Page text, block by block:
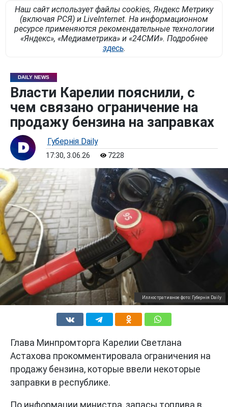
Наш сайт использует файлы cookies, Яндекс Метрику
(включая РСЯ) и LiveInternet. На информационном
ресурсе применяются рекомендательные технологии
«Яндекс», «Медиаметрика» и «24СМИ». Подробнее
здесь.
DAILY NEWS
Власти Карелии пояснили, с
чем связано ограничение на
продажу бензина на заправках
Губернiя Daily
17:30, 3.06.26 7228
Иллюстративное фото: Губернiя Daily
Глава Минпромторга Карелии Светлана
Астахова прокомментировала ограничения на
продажу бензина, которые ввели некоторые
заправки в республике.
По информации министра, запасы топлива в